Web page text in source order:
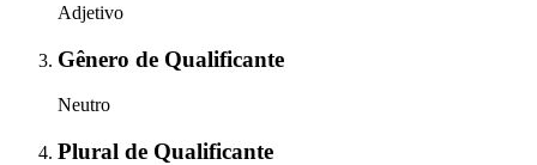
Adjetivo
Gênero de Qualificante
Neutro
Plural de Qualificante